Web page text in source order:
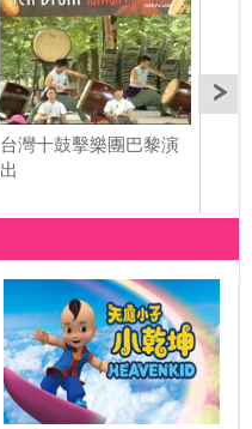
台灣十鼓擊樂團巴黎演
出